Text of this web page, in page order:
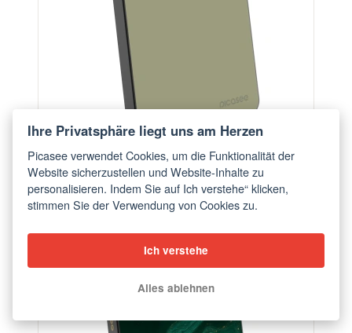
Powerbank mit MagSafe 5 000 mAh Grau - Dewy
Dawn
ab €56,90
BESTSELLER
Ihre Privatsphäre liegt uns am Herzen
Picasee verwendet Cookies, um die Funktionalität der
Website sicherzustellen und Website-Inhalte zu
personalisieren. Indem Sie auf Ich verstehe“ klicken,
stimmen Sie der Verwendung von Cookies zu.
Ich verstehe
Alles ablehnen